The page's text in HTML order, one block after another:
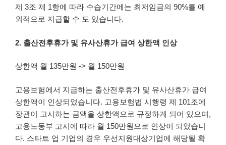
제 3조 제 1항에 따라 수습기간에는 최저임금의 90%를 예
외적으로 지급할 수 도 있습니다.
2. 출산전후휴가 및 유사산휴가 급여 상한액 인상
상한액 월 135만원 -> 월 150만원
고용보험에서 지급하는 출산전후휴가 및 유사산휴가 급여
상한액이 인상되었습니다. 고용보험법 시행령 제 101조에
장관이 고시하는 금액을 상한액으로 규정하게 되어 있으며,
고용노동부 고시에 따라 월 150만원으로 인상이 되었습니
다. 스타트 업 기업의 경우 우선지원대상기업에 해당될 확